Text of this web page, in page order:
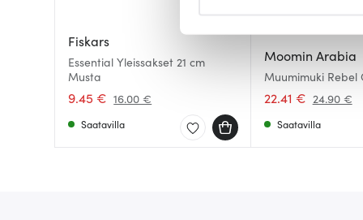
ja kävijämäärämme
kumppaneillemme tietoja
olet antanut heille tai joita
Fiskars
Essential Yleissakset 21 cm
Musta
9.45 € 16.00 €
Saatavilla
Moomin Arabia
Muumimuki Rebel
Queue 40 cl
22.41 € 24.90 €
Saatavilla